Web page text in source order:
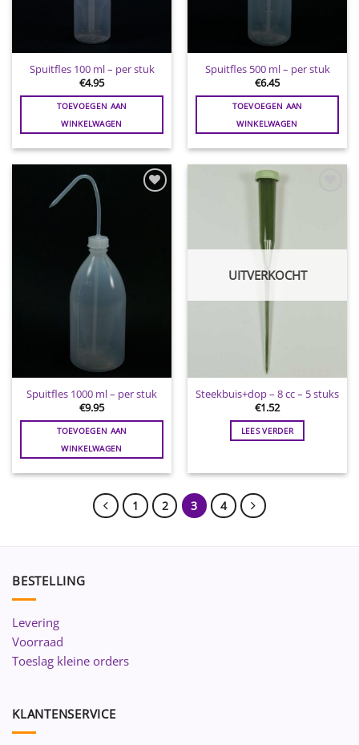
Spuitfles 100 ml – per stuk
€4.95
TOEVOEGEN AAN
WINKELWAGEN
Spuitfles 500 ml – per stuk
€6.45
TOEVOEGEN AAN
WINKELWAGEN
Spuitfles 1000 ml – per stuk
€9.95
TOEVOEGEN AAN
WINKELWAGEN
UITVERKOCHT
Steekbuis+dop – 8 cc – 5 stuks
€1.52
LEES VERDER
1 2 3 4
BESTELLING
Levering
Voorraad
Toeslag kleine orders
KLANTENSERVICE